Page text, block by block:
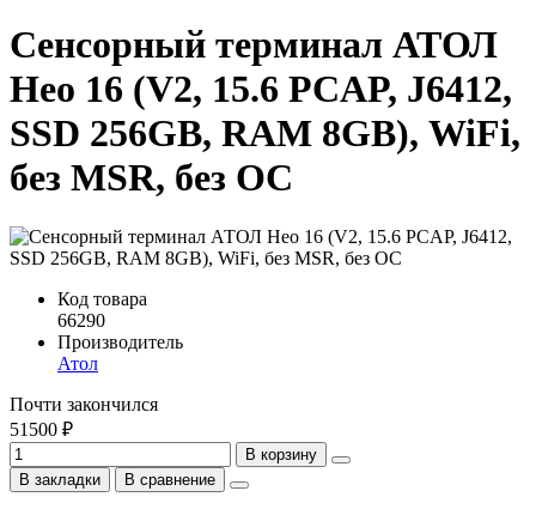
Сенсорный терминал АТОЛ
Нео 16 (V2, 15.6 PCAP, J6412,
SSD 256GB, RAM 8GB), WiFi,
без MSR, без ОС
Код товара
66290
Производитель
Атол
Почти закончился
51500 ₽
В корзину
В закладки
В сравнение